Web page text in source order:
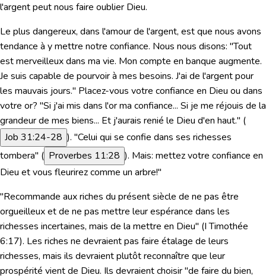
l'argent peut nous faire oublier Dieu.
Le plus dangereux, dans l'amour de l'argent, est que nous avons
tendance à y mettre notre confiance. Nous nous disons: "Tout
est merveilleux dans ma vie. Mon compte en banque augmente.
Je suis capable de pourvoir à mes besoins. J'ai de l'argent pour
les mauvais jours." Placez-vous votre confiance en Dieu ou dans
votre or? "Si j'ai mis dans l'or ma confiance... Si je me réjouis de la
grandeur de mes biens... Et j'aurais renié le Dieu d'en haut." (
Job 31:24-28 ). "Celui qui se confie dans ses richesses
tombera" ( Proverbes 11:28 ). Mais: mettez votre confiance en
Dieu et vous fleurirez comme un arbre!"
"Recommande aux riches du présent siècle de ne pas être
orgueilleux et de ne pas mettre leur espérance dans les
richesses incertaines, mais de la mettre en Dieu" (I Timothée
6:17). Les riches ne devraient pas faire étalage de leurs
richesses, mais ils devraient plutôt reconnaître que leur
prospérité vient de Dieu. Ils devraient choisir "de faire du bien,